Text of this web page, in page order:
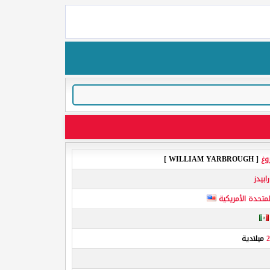
[ WILLIAM YARBROUGH ]
الأمريكية
ميلادية